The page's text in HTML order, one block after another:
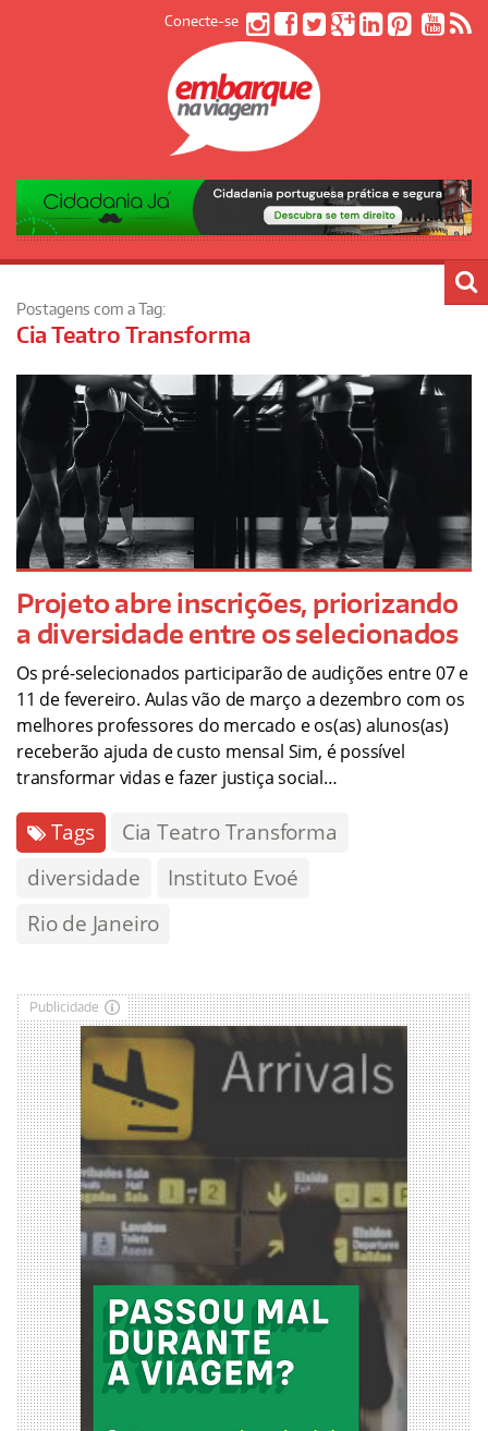
Conecte-se
Postagens com a Tag:
Cia Teatro Transforma
Projeto abre inscrições, priorizando
a diversidade entre os selecionados
Os pré-selecionados participarão de audições entre 07 e
11 de fevereiro. Aulas vão de março a dezembro com os
melhores professores do mercado e os(as) alunos(as)
receberão ajuda de custo mensal Sim, é possível
transformar vidas e fazer justiça social…
Tags
Cia Teatro Transforma
diversidade
Instituto Evoé
Rio de Janeiro
Publicidade